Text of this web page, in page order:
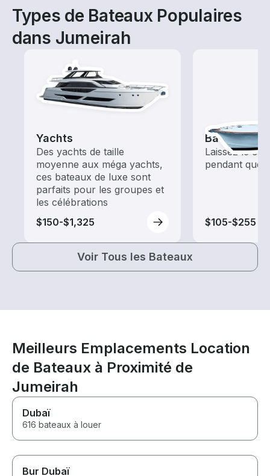
Types de Bateaux Populaires
dans Jumeirah
Yachts
Des yachts de taille
moyenne aux méga yachts,
ces bateaux de luxe sont
parfaits pour les groupes et
les célébrations
$150-$1,325
Bateaux de
Laissez le
pendant que
$105-$255
Voir Tous les Bateaux
Meilleurs Emplacements Location
de Bateaux à Proximité de
Jumeirah
Dubaï
616 bateaux à louer
Bur Dubaï